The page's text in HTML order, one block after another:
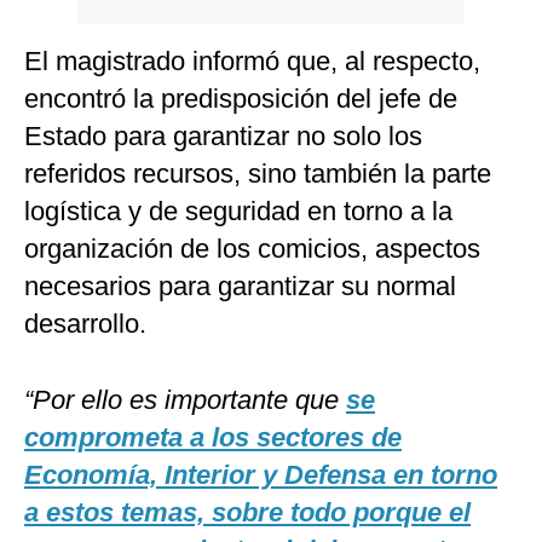
El magistrado informó que, al respecto,
encontró la predisposición del jefe de
Estado para garantizar no solo los
referidos recursos, sino también la parte
logística y de seguridad en torno a la
organización de los comicios, aspectos
necesarios para garantizar su normal
desarrollo.
“Por ello es importante que se
comprometa a los sectores de
Economía, Interior y Defensa en torno
a estos temas, sobre todo porque el